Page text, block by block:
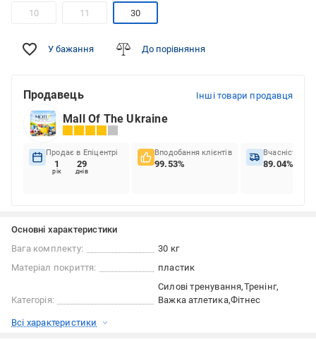
10 11 30
У бажання До порівняння
Продавець Інші товари продавця
Mall Of The Ukraine
Продає в Епіцентрі
1
рік
29
днів
Вподобання клієнтів
99.53%
Вчасність
89.04%
Основні характеристики
Вага комплекту:
30 кг
Матеріал покриття:
пластик
Категорія:
Силові тренування Тренінг
Важка атлетика Фітнес
Всі характеристики